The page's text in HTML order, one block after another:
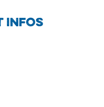
infos